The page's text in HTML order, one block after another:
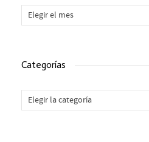
Archivos
Categorías
Categorías